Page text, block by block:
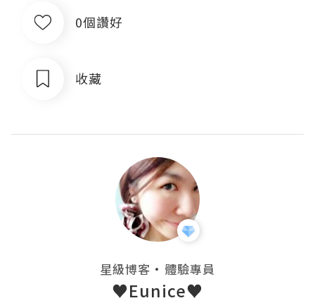
0個讚好
收藏
星級博客 ・ 體驗專員
♥Eunice♥